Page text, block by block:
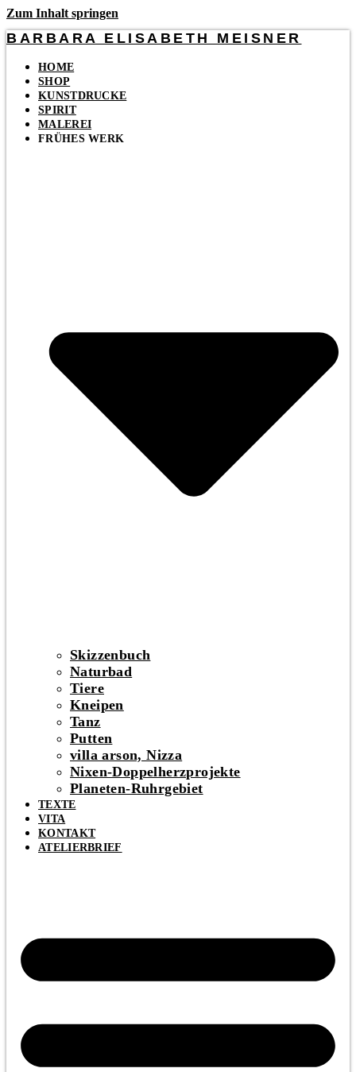
Zum Inhalt springen
BARBARA ELISABETH MEISNER
HOME
SHOP
KUNSTDRUCKE
SPIRIT
MALEREI
FRÜHES WERK
Skizzenbuch
Naturbad
Tiere
Kneipen
Tanz
Putten
villa arson, Nizza
Nixen-Doppelherzprojekte
Planeten-Ruhrgebiet
TEXTE
VITA
KONTAKT
ATELIERBRIEF